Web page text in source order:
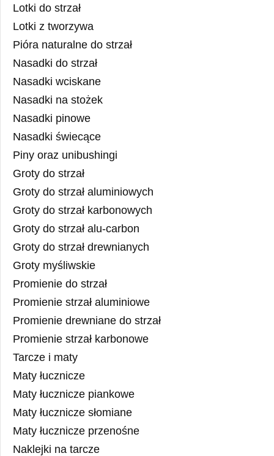
Lotki do strzał
Lotki z tworzywa
Pióra naturalne do strzał
Nasadki do strzał
Nasadki wciskane
Nasadki na stożek
Nasadki pinowe
Nasadki świecące
Piny oraz unibushingi
Groty do strzał
Groty do strzał aluminiowych
Groty do strzał karbonowych
Groty do strzał alu-carbon
Groty do strzał drewnianych
Groty myśliwskie
Promienie do strzał
Promienie strzał aluminiowe
Promienie drewniane do strzał
Promienie strzał karbonowe
Tarcze i maty
Maty łucznicze
Maty łucznicze piankowe
Maty łucznicze słomiane
Maty łucznicze przenośne
Naklejki na tarcze